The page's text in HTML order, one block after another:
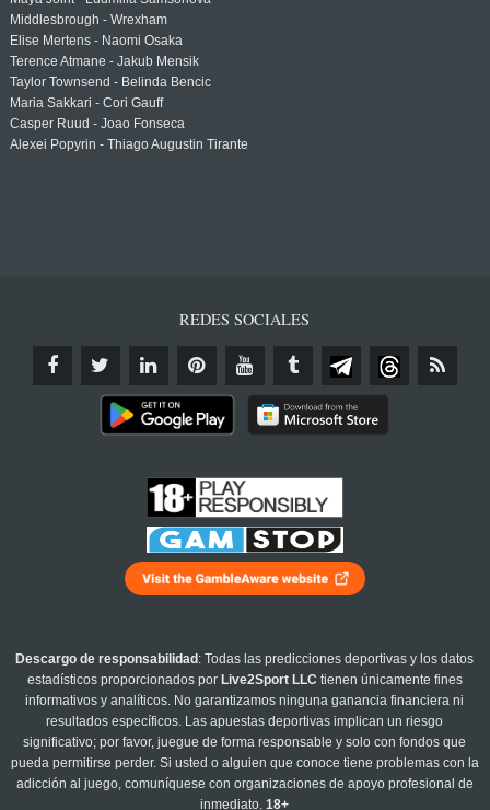
Middlesbrough - Wrexham
Elise Mertens - Naomi Osaka
Terence Atmane - Jakub Mensik
Taylor Townsend - Belinda Bencic
Maria Sakkari - Cori Gauff
Casper Ruud - Joao Fonseca
Alexei Popyrin - Thiago Augustin Tirante
REDES SOCIALES
Descargo de responsabilidad : Todas las predicciones deportivas y los datos
estadísticos proporcionados por Live2Sport LLC tienen únicamente fines
informativos y analíticos. No garantizamos ninguna ganancia financiera ni
resultados específicos. Las apuestas deportivas implican un riesgo
significativo; por favor, juegue de forma responsable y solo con fondos que
pueda permitirse perder. Si usted o alguien que conoce tiene problemas con la
adicción al juego, comuníquese con organizaciones de apoyo profesional de
inmediato.18+